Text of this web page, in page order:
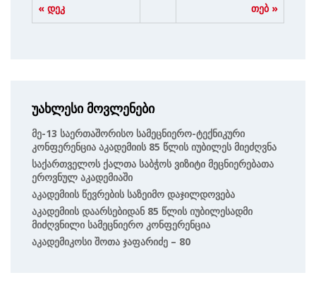
« დეკ თებ »
უახლესი მოვლენები
Მე-13 Საერთაშორისო Სამეცნიერო-Ტექნიკური
Კონფერენცია Აკადემიის 85 Წლის Იუბილეს Მიეძღვნა
Საქართველოს Ქალთა Საბჭოს Ვიზიტი Მეცნიერებათა
Ეროვნულ Აკადემიაში
Აკადემიის Წევრების Საზეიმო Დაჯილდოვება
Აკადემიის Დაარსებიდან 85 Წლის Იუბილესადმი
Მიძღვნილი Სამეცნიერო Კონფერენცია
Აკადემიკოსი Შოთა Ჯაფარიძე – 80